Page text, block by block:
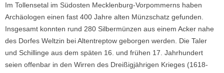
Im Tollensetal im Südosten Mecklenburg-Vorpommerns haben
Archäologen einen fast 400 Jahre alten Münzschatz gefunden.
Insgesamt konnten rund 280 Silbermünzen aus einem Acker nahe
des Dorfes Weltzin bei Altentreptow geborgen werden. Die Taler
und Schillinge aus dem späten 16. und frühen 17. Jahrhundert
seien offenbar in den Wirren des Dreißigjährigen Krieges (1618-